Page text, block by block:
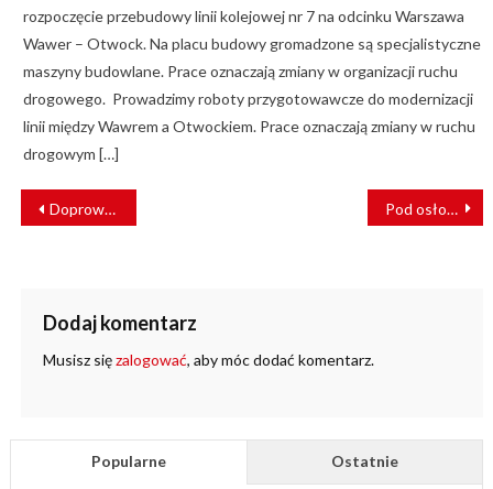
rozpoczęcie przebudowy linii kolejowej nr 7 na odcinku Warszawa
Wawer – Otwock. Na placu budowy gromadzone są specjalistyczne
maszyny budowlane. Prace oznaczają zmiany w organizacji ruchu
drogowego. Prowadzimy roboty przygotowawcze do modernizacji
linii między Wawrem a Otwockiem. Prace oznaczają zmiany w ruchu
drogowym […]
NAWIGACJA
WPISU
Doprowadził do zderzenia. Maszynista lokomotywy usłyszał wyrok Pod osłoną nocy próbowali ukraść 10 ton szyn kolejowych
Dodaj komentarz
Musisz sięzalogować, aby móc dodać komentarz.
Popularne Ostatnie